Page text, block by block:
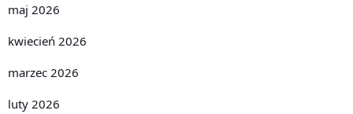
maj 2026
kwiecień 2026
marzec 2026
luty 2026